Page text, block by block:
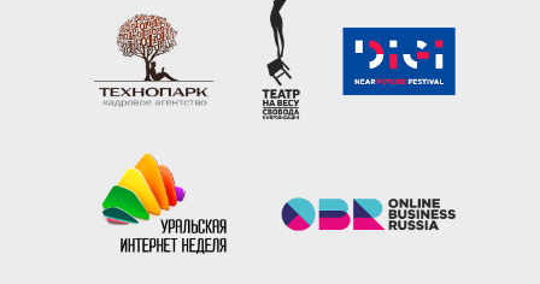
digi
на
весу
УИН ОБР